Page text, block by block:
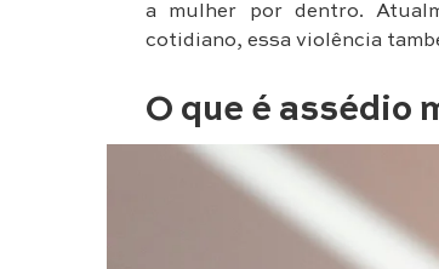
a mulher por dentro.
cotidiano, essa violência
O que é assédio